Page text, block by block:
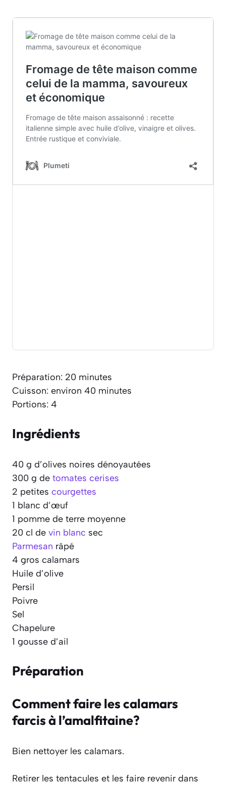
Préparation: 20 minutes
Cuisson: environ 40 minutes
Portions: 4
Ingrédients
40 g d’olives noires dénoyautées
300 g de tomates cerises
2 petites courgettes
1 blanc d’œuf
1 pomme de terre moyenne
20 cl de vin blanc sec
Parmesan râpé
4 gros calamars
Huile d’olive
Persil
Poivre
Sel
Chapelure
1 gousse d’ail
Préparation
Comment faire les calamars
farcis à l’amalfitaine?
Bien nettoyer les calamars.
Retirer les tentacules et les faire revenir dans